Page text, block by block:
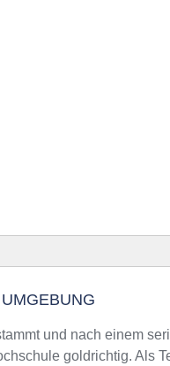
und Telefonnummer
zu einem Kurs an
und nach einem
goldrichtig. Als